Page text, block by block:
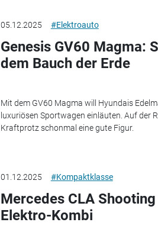
05.12.2025 #Elektroauto
Genesis GV60 Magma:
dem Bauch der Erde
Mit dem GV60 Magma will Hyundais
luxuriösen Sportwagen einläuten. Auf der
Kraftprotz schonmal eine gute Figur.
01.12.2025 #Kompaktklasse
Mercedes CLA
Elektro-Kombi